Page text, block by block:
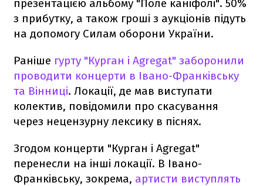
презентацією альбому "Поле каніфолі". 50%
з прибутку, а також гроші з аукціонів підуть
на допомогу Силам оборони України.
Раніше гурту "Курган і Agregat" заборонили
проводити концерти в Івано-Франківську
та Вінниці. Локації, де мав виступати
колектив, повідомили про скасування
через нецензурну лексику в піснях.
Згодом концерти "Курган і Agregat"
перенесли на інші локації. В Івано-
Франківську, зокрема, артисти виступлять